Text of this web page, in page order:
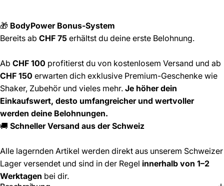
🎁 BodyPower Bonus-System
Bereits ab CHF 75 erhältst du deine erste Belohnung.
Ab CHF 100 profitierst du von kostenlosem Versand und ab
CHF 150 erwarten dich exklusive Premium-Geschenke wie
Shaker, Zubehör und vieles mehr. Je höher dein
Einkaufswert, desto umfangreicher und wertvoller
werden deine Belohnungen.
🚚 Schneller Versand aus der Schweiz
Alle lagernden Artikel werden direkt aus unserem Schweizer
Lager versendet und sind in der Regel innerhalb von 1–2
Werktagen bei dir.